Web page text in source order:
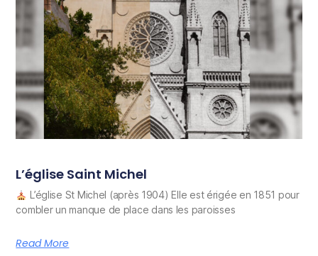
L’église Saint Michel
L’église St Michel (après 1904) Elle est érigée en 1851 pour
combler un manque de place dans les paroisses
Read More